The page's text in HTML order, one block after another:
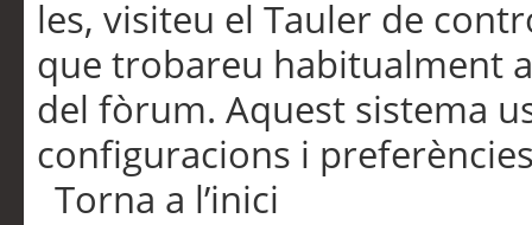
les, visiteu el Tauler de
que trobareu habitualment
del fòrum. Aquest sistema
configuracions i
Torna a l’inici